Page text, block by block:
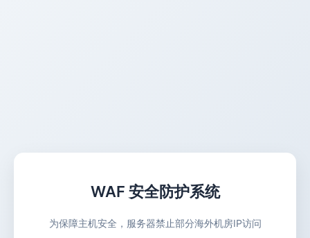
WAF 安全防护系统
为保障主机安全，服务器禁止部分海外机房IP访问